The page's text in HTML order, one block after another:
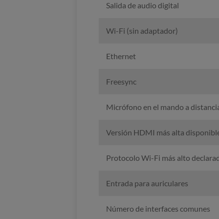
Salida de audio digital
Wi-Fi (sin adaptador)
Ethernet
Freesync
Micrófono en el mando a
Versión HDMI más alta
Protocolo Wi-Fi más alto
Entrada para auriculares
Número de interfaces comunes